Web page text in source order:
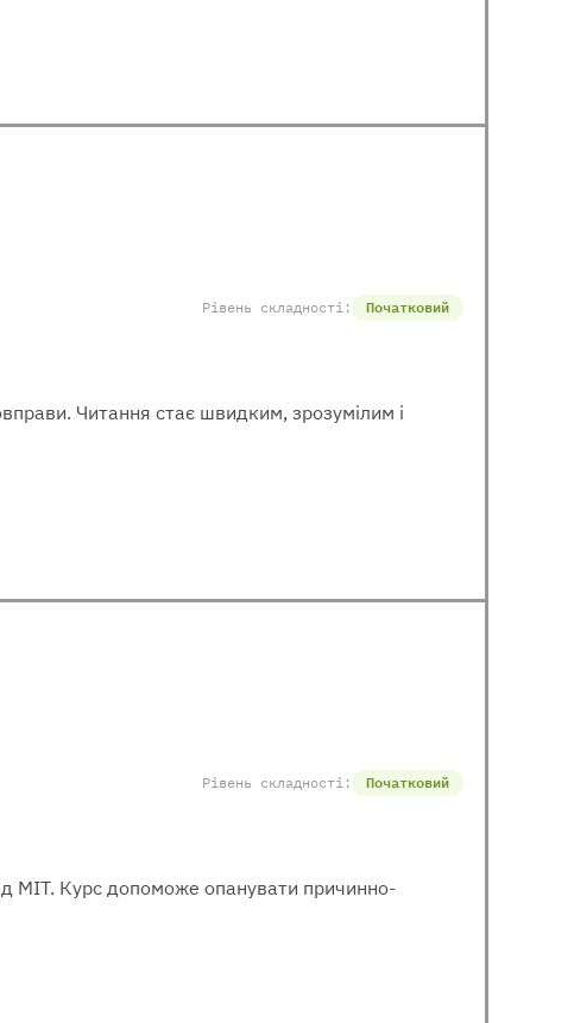
Рівень складності: Початковий
Читання стає швидким, зрозумілим і
Рівень складності: Початковий
МІТ. Курс допоможе опанувати причинно-